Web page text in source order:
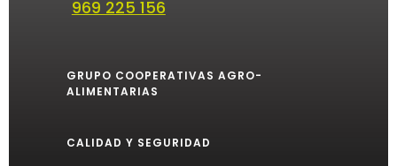
969 225 156
GRUPO COOPERATIVAS AGRO-
ALIMENTARIAS
CALIDAD Y SEGURIDAD